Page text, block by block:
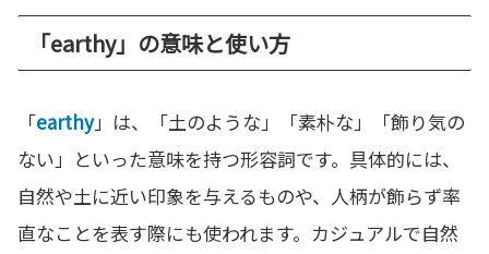
「earthy」の意味と使い方
「earthy」は、「土のような」「素朴な」「飾り気の
ない」といった意味を持つ形容詞です。具体的には、
自然や土に近い印象を与えるものや、人柄が飾らず率
直なことを表す際にも使われます。カジュアルで自然